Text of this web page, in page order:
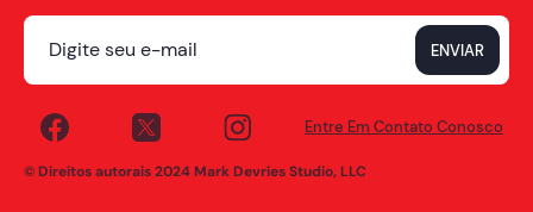
© Direitos autorais 2024 Mark Devries Studio, LLC
Entre Em Contato Conosco